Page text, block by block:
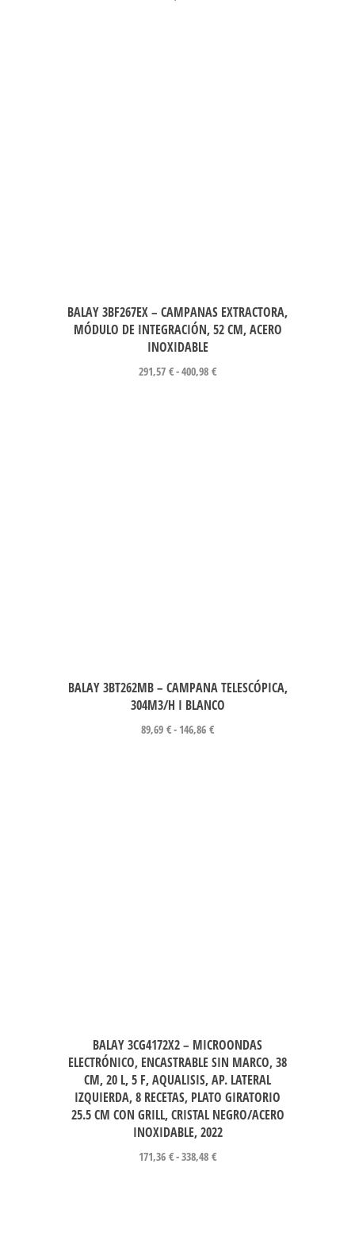
BALAY 3BF267EX – CAMPANAS EXTRACTORA,
MÓDULO DE INTEGRACIÓN, 52 CM, ACERO
INOXIDABLE
291,57 €-400,98 €
BALAY 3BT262MB – CAMPANA TELESCÓPICA,
304M3/H I BLANCO
89,69 €- 146,86 €
BALAY 3CG4172X2 – MICROONDAS
ELECTRÓNICO, ENCASTRABLE SIN MARCO, 38
CM, 20 L, 5 F, AQUALISIS, AP. LATERAL
IZQUIERDA, 8 RECETAS, PLATO GIRATORIO
25.5 CM CON GRILL, CRISTAL NEGRO/ACERO
INOXIDABLE, 2022
171,36 €-338,48 €